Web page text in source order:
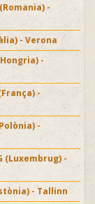
(Romania) -
- Verona
-
-
-
(Luxembrug) -
- Tallinn